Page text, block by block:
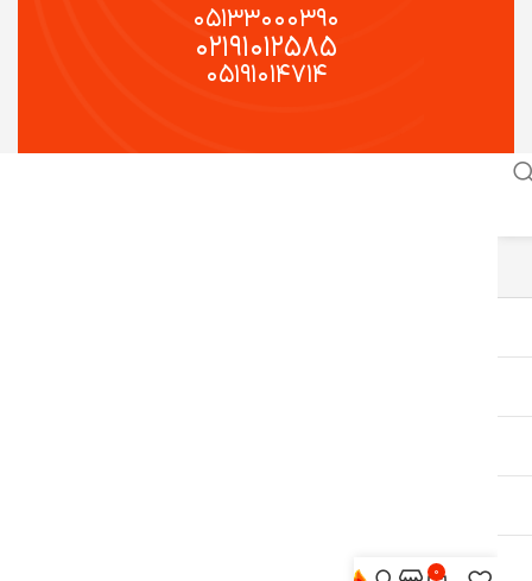
۰۵۱۳۳۰۰۰۳۹۰
۰۲۱۹۱۰۱۲۵۸۵
۰۵۱۹۱۰۱۴۷۱۴
0